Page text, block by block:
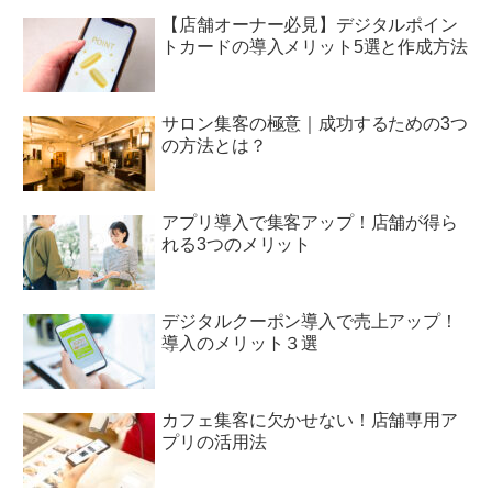
【店舗オーナー必見】デジタルポイン
トカードの導入メリット5選と作成方法
サロン集客の極意｜成功するための3つ
の方法とは？
アプリ導入で集客アップ！店舗が得ら
れる3つのメリット
デジタルクーポン導入で売上アップ！
導入のメリット３選
カフェ集客に欠かせない！店舗専用ア
プリの活用法